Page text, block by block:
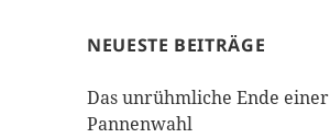
NEUESTE BEITRÄGE
Das unrühmliche Ende einer
Pannenwahl